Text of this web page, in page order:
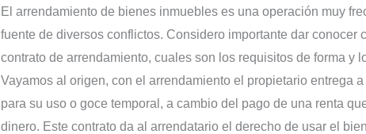
El arrendamiento de bienes inmuebles es una operación muy
fuente de diversos conflictos. Considero importante dar
contrato de arrendamiento, cuales son los requisitos de forma y
Vayamos al origen, con el arrendamiento el propietario entrega
para su uso o goce temporal, a cambio del pago de una renta
dinero. Este contrato da al arrendatario el derecho de usar el